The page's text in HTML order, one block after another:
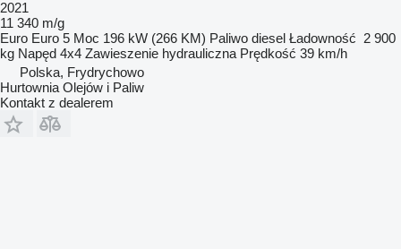
2021
11 340 m/g
Euro Euro 5 Moc 196 kW (266 KM) Paliwo diesel Ładowność 2 900
kg Napęd 4x4 Zawieszenie hydrauliczna Prędkość 39 km/h
Polska, Frydrychowo
Hurtownia Olejów i Paliw
Kontakt z dealerem